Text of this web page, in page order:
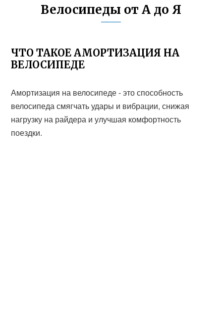
Велосипеды от А до Я
ЧТО ТАКОЕ АМОРТИЗАЦИЯ НА
ВЕЛОСИПЕДЕ
Амортизация на велосипеде - это способность
велосипеда смягчать удары и вибрации, снижая
нагрузку на райдера и улучшая комфортность
поездки.